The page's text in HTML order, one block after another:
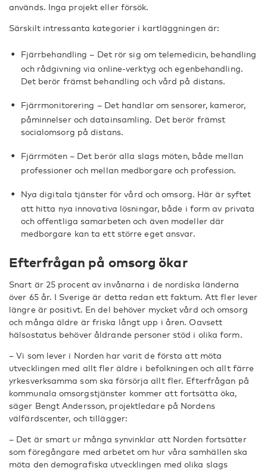
används. Inga projekt eller försök.
Särskilt intressanta kategorier i kartläggningen är:
Fjärrbehandling – Det rör sig om telemedicin, behandling
och rådgivning via online-verktyg och egenbehandling.
Det berör främst behandling och vård på distans.
Fjärrmonitorering – Det handlar om sensorer, kameror,
påminnelser och datainsamling. Det berör främst
socialomsorg på distans.
Fjärrmöten – Det berör alla slags möten, både mellan
professioner och mellan medborgare och profession.
Nya digitala tjänster för vård och omsorg. Här är syftet
att hitta nya innovativa lösningar, både i form av privata
och offentliga samarbeten och även modeller där
medborgare kan ta ett större eget ansvar.
Efterfrågan på omsorg ökar
Snart är 25 procent av invånarna i de nordiska länderna
över 65 år. I Sverige är detta redan ett faktum. Att fler lever
längre är positivt. En del behöver mycket vård och omsorg
och många äldre är friska långt upp i åren. Oavsett
hälsostatus behöver åldrande personer stöd i olika form.
– Vi som lever i Norden har varit de första att möta
utvecklingen med allt fler äldre i befolkningen och allt färre
yrkesverksamma som ska försörja allt fler. Efterfrågan på
kommunala omsorgstjänster kommer att fortsätta öka,
säger Bengt Andersson, projektledare på Nordens
välfärdscenter, och tillägger:
– Det är smart ur många synvinklar att Norden fortsätter
som föregångare med arbetet om hur våra samhällen ska
möta den demografiska utvecklingen med olika slags